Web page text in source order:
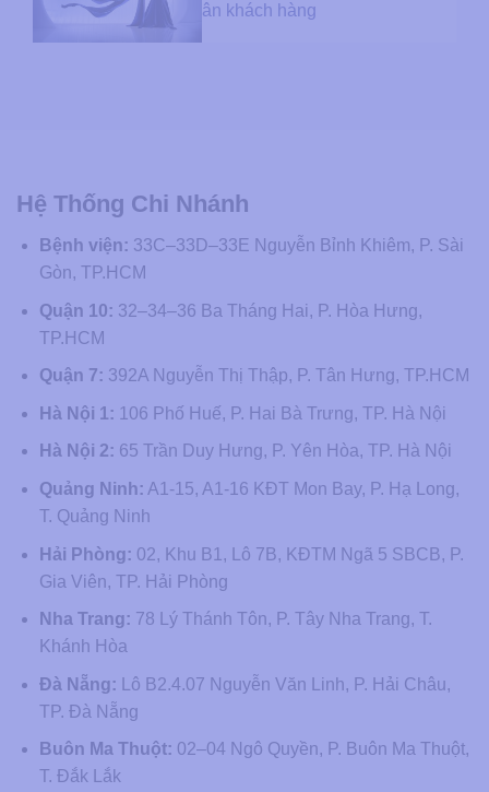
ân khách hàng
Hệ Thống Chi Nhánh
Bệnh viện: 33C–33D–33E Nguyễn Bỉnh Khiêm, P. Sài
Gòn, TP.HCM
Quận 10: 32–34–36 Ba Tháng Hai, P. Hòa Hưng,
TP.HCM
Quận 7: 392A Nguyễn Thị Thập, P. Tân Hưng, TP.HCM
Hà Nội 1: 106 Phố Huế, P. Hai Bà Trưng, TP. Hà Nội
Hà Nội 2: 65 Trần Duy Hưng, P. Yên Hòa, TP. Hà Nội
Quảng Ninh: A1-15, A1-16 KĐT Mon Bay, P. Hạ Long,
T. Quảng Ninh
Hải Phòng: 02, Khu B1, Lô 7B, KĐTM Ngã 5 SBCB, P.
Gia Viên, TP. Hải Phòng
Nha Trang: 78 Lý Thánh Tôn, P. Tây Nha Trang, T.
Khánh Hòa
Đà Nẵng: Lô B2.4.07 Nguyễn Văn Linh, P. Hải Châu,
TP. Đà Nẵng
Buôn Ma Thuột: 02–04 Ngô Quyền, P. Buôn Ma Thuột,
T. Đắk Lắk